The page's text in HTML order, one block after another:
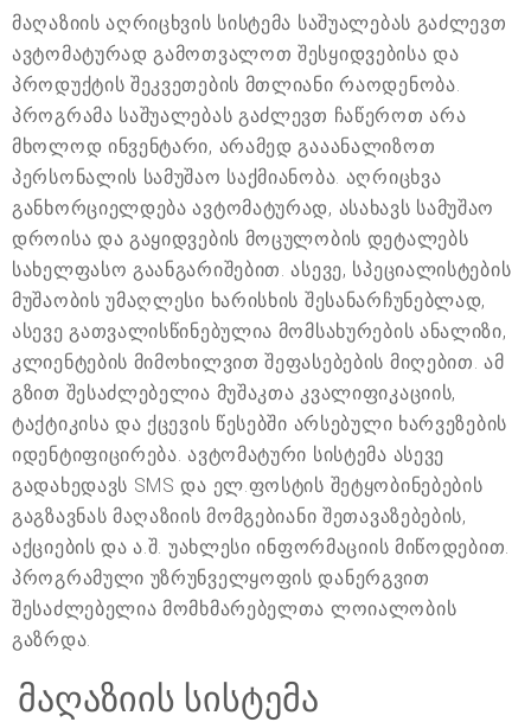
მაღაზიის აღრიცხვის სისტემა საშუალებას გაძლევთ
ავტომატურად გამოთვალოთ შესყიდვებისა და
პროდუქტის შეკვეთების მთლიანი რაოდენობა.
პროგრამა საშუალებას გაძლევთ ჩაწეროთ არა
მხოლოდ ინვენტარი, არამედ გააანალიზოთ
პერსონალის სამუშაო საქმიანობა. აღრიცხვა
განხორციელდება ავტომატურად, ასახავს სამუშაო
დროისა და გაყიდვების მოცულობის დეტალებს
სახელფასო გაანგარიშებით. ასევე, სპეციალისტების
მუშაობის უმაღლესი ხარისხის შესანარჩუნებლად,
ასევე გათვალისწინებულია მომსახურების ანალიზი,
კლიენტების მიმოხილვით შეფასებების მიღებით. ამ
გზით შესაძლებელია მუშაკთა კვალიფიკაციის,
ტაქტიკისა და ქცევის წესებში არსებული ხარვეზების
იდენტიფიცირება. ავტომატური სისტემა ასევე
გადახედავს SMS და ელ.ფოსტის შეტყობინებების
გაგზავნას მაღაზიის მომგებიანი შეთავაზებების,
აქციების და ა.შ. უახლესი ინფორმაციის მიწოდებით.
პროგრამული უზრუნველყოფის დანერგვით
შესაძლებელია მომხმარებელთა ლოიალობის
გაზრდა.
მაღაზიის სისტემა